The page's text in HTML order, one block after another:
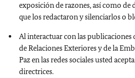
exposición de razones, así como de
que los redactaron y silenciarlos o
Al interactuar con las publicaciones
de Relaciones Exteriores y de la
Paz en las redes sociales usted
directrices.